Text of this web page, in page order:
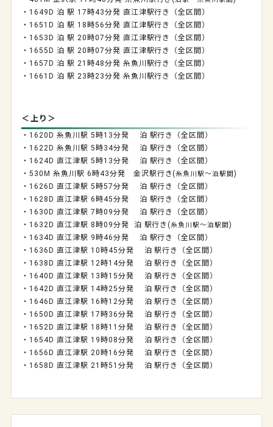
・1649D 泊 駅 17時43分発 直江津駅行き（全区間）
・1651D 泊 駅 18時56分発 直江津駅行き（全区間）
・1653D 泊 駅 20時07分発 直江津駅行き（全区間）
・1655D 泊 駅 20時07分発 直江津駅行き（全区間）
・1657D 泊 駅 21時48分発 糸魚川駅行き（全区間）
・1661D 泊 駅 23時23分発 糸魚川駅行き（全区間）
＜上り＞
・1620D 糸魚川駅 5時13分発 泊 駅行き（全区間）
・1622D 糸魚川駅 5時34分発 泊 駅行き（全区間）
・1624D 直江津駅 5時13分発 泊 駅行き（全区間）
・530M 糸魚川駅 6時43分発 金沢駅行き(糸魚川駅～泊駅間 )
・1626D 直江津駅 5時57分発 泊 駅行き（全区間）
・1628D 直江津駅 6時45分発 泊 駅行き（全区間）
・1630D 直江津駅 7時09分発 泊 駅行き（全区間）
・1632D 直江津駅 8時09分発 泊 駅行き(糸魚川駅～泊駅間 )
・1634D 直江津駅 9時46分発 泊 駅行き（全区間）
・1636D 直江津駅 10時45分発 泊 駅行き（全区間）
・1638D 直江津駅 12時14分発 泊 駅行き（全区間）
・1640D 直江津駅 13時15分発 泊 駅行き（全区間）
・1642D 直江津駅 14時25分発 泊 駅行き（全区間）
・1646D 直江津駅 16時12分発 泊 駅行き（全区間）
・1650D 直江津駅 17時36分発 泊 駅行き（全区間）
・1652D 直江津駅 18時11分発 泊 駅行き（全区間）
・1654D 直江津駅 19時08分発 泊 駅行き（全区間）
・1656D 直江津駅 20時16分発 泊 駅行き（全区間）
・1658D 直江津駅 21時51分発 泊 駅行き（全区間）